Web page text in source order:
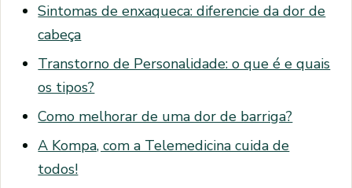
Sintomas de enxaqueca: diferencie da dor de
cabeça
Transtorno de Personalidade: o que é e quais
os tipos?
Como melhorar de uma dor de barriga?
A Kompa, com a Telemedicina cuida de
todos!